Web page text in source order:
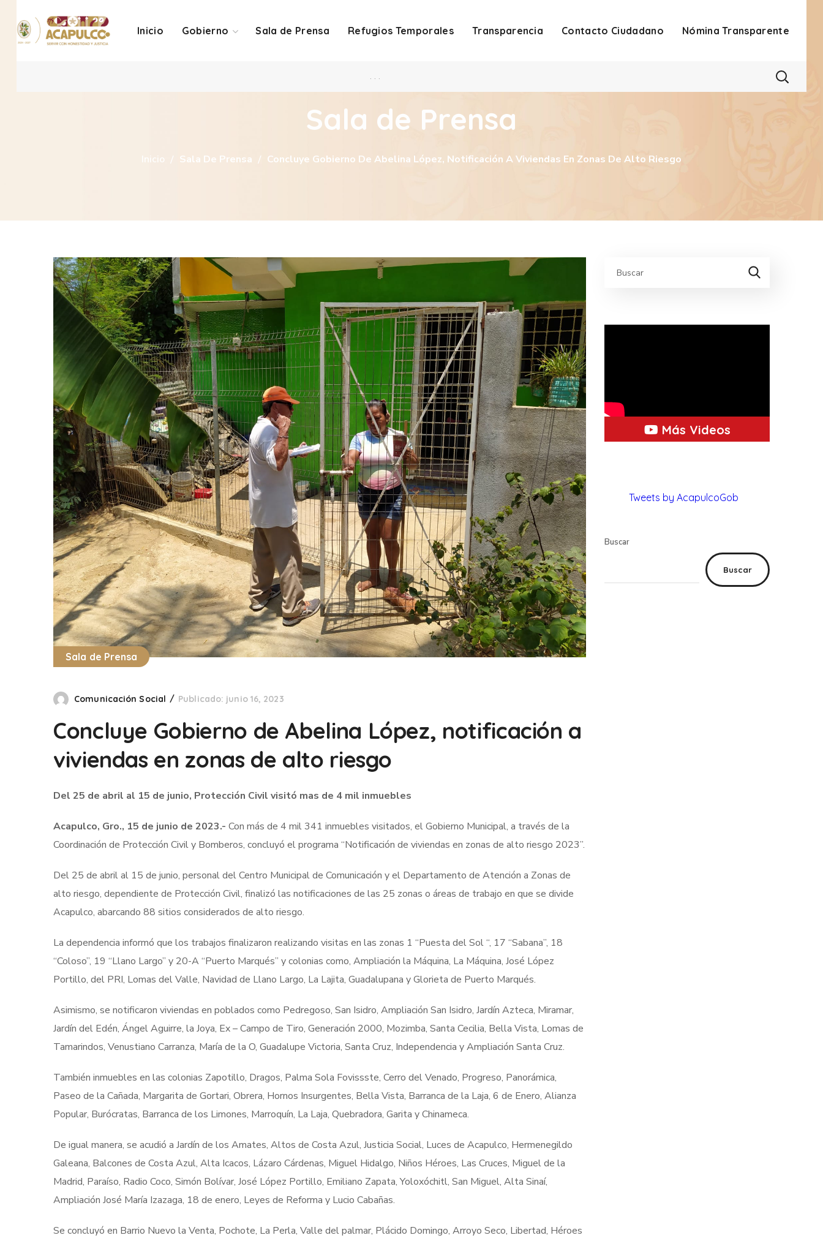
Inicio Gobierno Sala de Prensa Refugios Temporales Transparencia Contacto Ciudadano Nómina Transparente
. . .
Sala de Prensa
Inicio Sala De Prensa Concluye Gobierno De Abelina López, Notificación A Viviendas En Zonas De Alto Riesgo
Sala de Prensa
Comunicación Social Publicado: junio 16, 2023
Concluye Gobierno de Abelina López, notificación a
viviendas en zonas de alto riesgo
Del 25 de abril al 15 de junio, Protección Civil visitó mas de 4 mil inmuebles
Acapulco, Gro., 15 de junio de 2023.- Con más de 4 mil 341 inmuebles visitados, el Gobierno Municipal, a través de la
Coordinación de Protección Civil y Bomberos, concluyó el programa “Notificación de viviendas en zonas de alto riesgo 2023”.
Del 25 de abril al 15 de junio, personal del Centro Municipal de Comunicación y el Departamento de Atención a Zonas de
alto riesgo, dependiente de Protección Civil, finalizó las notificaciones de las 25 zonas o áreas de trabajo en que se divide
Acapulco, abarcando 88 sitios considerados de alto riesgo.
La dependencia informó que los trabajos finalizaron realizando visitas en las zonas 1 “Puesta del Sol “, 17 “Sabana”, 18
“Coloso”, 19 “Llano Largo” y 20-A “Puerto Marqués” y colonias como, Ampliación la Máquina, La Máquina, José López
Portillo, del PRI, Lomas del Valle, Navidad de Llano Largo, La Lajita, Guadalupana y Glorieta de Puerto Marqués.
Asimismo, se notificaron viviendas en poblados como Pedregoso, San Isidro, Ampliación San Isidro, Jardín Azteca, Miramar,
Jardín del Edén, Ángel Aguirre, la Joya, Ex – Campo de Tiro, Generación 2000, Mozimba, Santa Cecilia, Bella Vista, Lomas de
Tamarindos, Venustiano Carranza, María de la O, Guadalupe Victoria, Santa Cruz, Independencia y Ampliación Santa Cruz.
También inmuebles en las colonias Zapotillo, Dragos, Palma Sola Fovissste, Cerro del Venado, Progreso, Panorámica,
Paseo de la Cañada, Margarita de Gortari, Obrera, Hornos Insurgentes, Bella Vista, Barranca de la Laja, 6 de Enero, Alianza
Popular, Burócratas, Barranca de los Limones, Marroquín, La Laja, Quebradora, Garita y Chinameca.
De igual manera, se acudió a Jardín de los Amates, Altos de Costa Azul, Justicia Social, Luces de Acapulco, Hermenegildo
Galeana, Balcones de Costa Azul, Alta Icacos, Lázaro Cárdenas, Miguel Hidalgo, Niños Héroes, Las Cruces, Miguel de la
Madrid, Paraíso, Radio Coco, Simón Bolívar, José López Portillo, Emiliano Zapata, Yoloxóchitl, San Miguel, Alta Sinaí,
Ampliación José María Izazaga, 18 de enero, Leyes de Reforma y Lucio Cabañas.
Se concluyó en Barrio Nuevo la Venta, Pochote, La Perla, Valle del palmar, Plácido Domingo, Arroyo Seco, Libertad, Héroes
Más Videos
Tweets by AcapulcoGob
Buscar
Buscar